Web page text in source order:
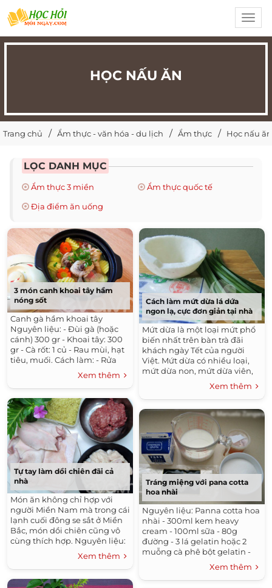
HỌC NẤU ĂN
Trang chủ Ẩm thực - văn hóa - du lịch Ẩm thực Học nấu ăn
LỌC DANH MỤC
Ẩm thực 3 miền
Ẩm thực quốc tế
Địa điểm ăn uống
3 món canh khoai tây hầm
nóng sốt
Canh gà hầm khoai tây
Nguyên liệu: - Đùi gà (hoặc
cánh) 300 gr - Khoai tây: 300
gr - Cà rốt: 1 củ - Rau mùi, hạt
tiêu, muối. Cách làm: - Rửa
đùi gà rồi chặt đôi. - Sau đó...
Xem thêm
Tự tay làm dồi chiên đãi cả
nhà
Món ăn không chỉ hợp với
người Miền Nam mà trong cái
lạnh cuối đông se sắt ở Miền
Bắc, món dồi chiên cũng vô
cùng thích hợp. Nguyên liệu:
- 500g mũi heo - 200g da -
200g nạc dăm xay...
Xem thêm
Cách làm mứt dừa lá dứa
ngon lạ, cực đơn giản tại nhà
Mứt dừa là một loại mứt phổ
biến nhất trên bàn trà đãi
khách ngày Tết của người
Việt. Mứt dừa có nhiều loại,
mứt dừa non, mứt dừa viên,
mứt dừa truyền thống…
Nhưng mứt dừa lá...
Xem thêm
Tráng miệng với pana cotta
hoa nhài
Nguyên liệu: Panna cotta hoa
nhài - 300ml kem heavy
cream - 100ml sữa - 80g
đường - 3 lá gelatin hoặc 2
muỗng cà phê bột gelatin -
Tinh chất hoa nhài Panna
cotta xoài - 75g xoài tươi
chín,...
Xem thêm